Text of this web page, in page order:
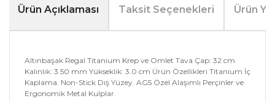
Ürün Açıklaması Taksit Seçenekleri Ürün
Altınbaşak Regal Titanium Krep ve Omlet Tava Çap: 32 cm
Kalınlık: 3.50 mm Yükseklik: 3.0 cm Ürün Özellikleri Titanium İç
Kaplama. Non-Stick Dış Yüzey. AG5 Özel Alaşımlı Perçinler ve
Ergonomik Metal Kulplar.